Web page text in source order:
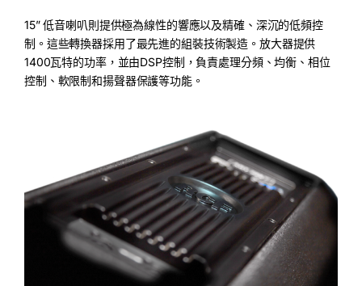
15” 低音喇叭則提供極為線性的響應以及精確、深沉的低頻控
制。這些轉換器採用了最先進的組裝技術製造。放大器提供
1400瓦特的功率，並由DSP控制，負責處理分頻、均衡、相位
控制、軟限制和揚聲器保護等功能。